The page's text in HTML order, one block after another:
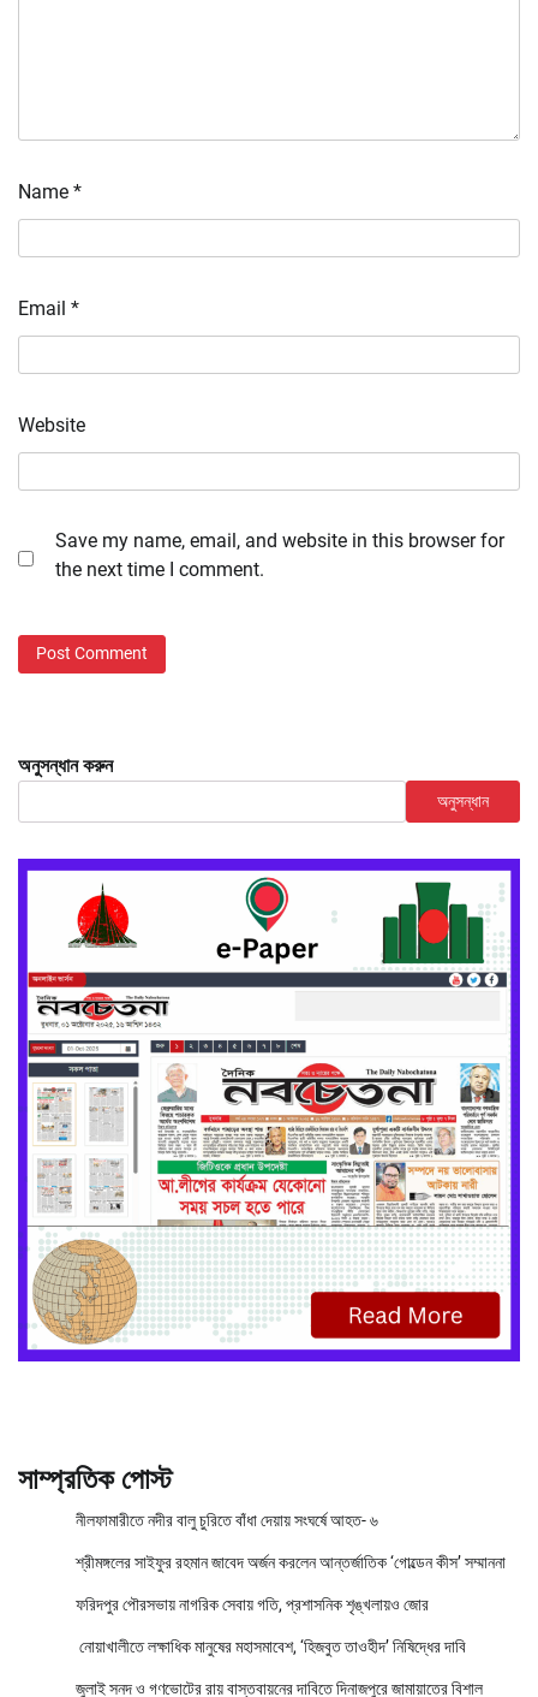
Name *
Email *
Website
Save my name, email, and website in this browser for
the next time I comment.
অনুসন্ধান করুন
অনুসন্ধান
সাম্প্রতিক পোস্ট
নীলফামারীতে নদীর বালু চুরিতে বাঁধা দেয়ায় সংঘর্ষে আহত- ৬
শ্রীমঙ্গলের সাইফুর রহমান জাবেদ অর্জন করলেন আন্তর্জাতিক ‘গোল্ডেন কীস’ সম্মাননা
ফরিদপুর পৌরসভায় নাগরিক সেবায় গতি, প্রশাসনিক শৃঙ্খলায়ও জোর
নোয়াখালীতে লক্ষাধিক মানুষের মহাসমাবেশ, ‘হিজবুত তাওহীদ’ নিষিদ্ধের দাবি
জুলাই সনদ ও গণভোটের রায় বাস্তবায়নের দাবিতে দিনাজপুরে জামায়াতের বিশাল